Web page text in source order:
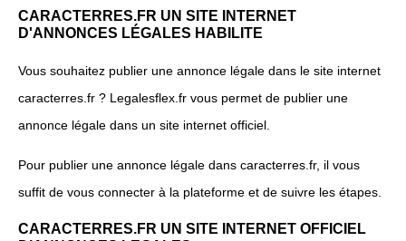
CARACTERRES.FR UN SITE INTERNET
D'ANNONCES LÉGALES HABILITE
Vous souhaitez publier une annonce légale dans le site internet
caracterres.fr ? Legalesflex.fr vous permet de publier une
annonce légale dans un site internet officiel.
Pour publier une annonce légale dans caracterres.fr, il vous
suffit de vous connecter à la plateforme et de suivre les étapes.
CARACTERRES.FR UN SITE INTERNET OFFICIEL